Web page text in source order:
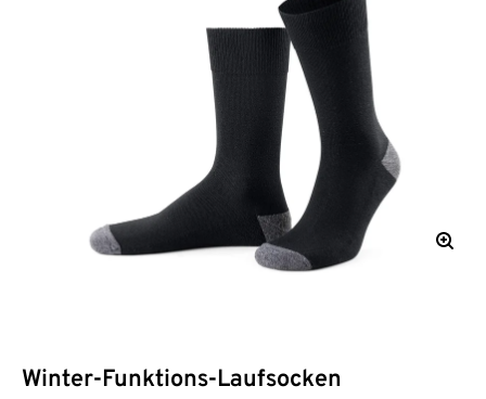
Winter-Funktions-Laufsocken